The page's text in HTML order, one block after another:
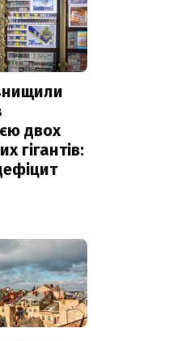
двох
гігантів: